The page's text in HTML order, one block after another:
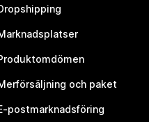
och paket
postmarknadsföring